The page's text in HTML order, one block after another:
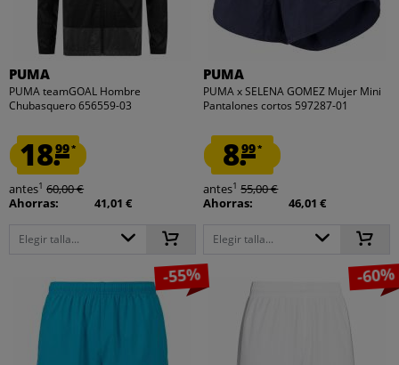
PUMA
PUMA teamGOAL Hombre
Chubasquero 656559-03
18.99*
antes1 60,00 €
Ahorras:
41,01 €
Elegir talla...
PUMA
PUMA x SELENA GOMEZ Mujer Mini
Pantalones cortos 597287-01
8.99*
antes1 55,00 €
Ahorras:
46,01 €
Elegir talla...
-55% -60%